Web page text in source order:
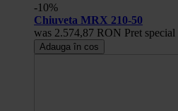
-10%
Chiuveta MRX 210-50
was 2.574,87 RON Pret special
Adauga în cos